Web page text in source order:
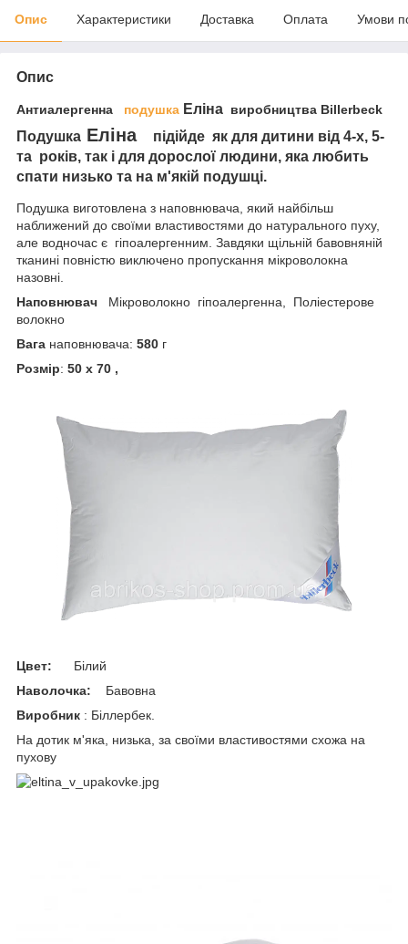
Опис Характеристики Доставка Оплата Умови
Опис
Антиалергенна подушка Еліна виробництва Billerbeck
Подушка Еліна
підійде як для дитини від 4-х, 5-
та років, так і для дорослої людини, яка любить
спати низько та на м'якій подушці.
Подушка виготовлена з наповнювача, який найбільш
наближений до своїми властивостями до натурального пуху,
але водночас є гіпоалергенним. Завдяки щільній бавовняній
тканині повністю виключено пропускання мікроволокна
назовні.
Наповнювач
Мікроволокно гіпоалергенна, Поліестерове
волокно
Вага наповнювача: 580 г
Розмір: 50 х 70 ,
Цвет: Білий
Наволочка: Бавовна
Виробник : Біллербек.
На дотик м'яка, низька, за своїми властивостями схожа на
пухову